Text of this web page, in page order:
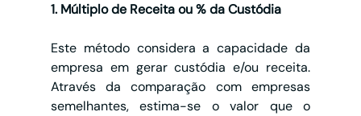
1. Múltiplo de Receita ou % da Custódia
Este método considera a capacidade da
empresa em gerar custódia e/ou receita.
Através da comparação com empresas
semelhantes, estima-se o valor que o